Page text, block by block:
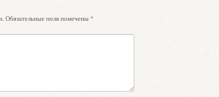
Обязательные поля помечены *